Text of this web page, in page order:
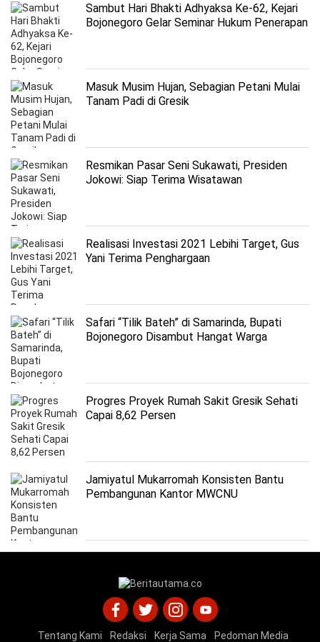
Sambut Hari Bhakti Adhyaksa Ke-62, Kejari
Bojonegoro Gelar Seminar Hukum Penerapan
Masuk Musim Hujan, Sebagian Petani Mulai
Tanam Padi di Gresik
Resmikan Pasar Seni Sukawati, Presiden
Jokowi: Siap Terima Wisatawan
Realisasi Investasi 2021 Lebihi Target, Gus
Yani Terima Penghargaan
Safari “Tilik Bateh” di Samarinda, Bupati
Bojonegoro Disambut Hangat Warga
Progres Proyek Rumah Sakit Gresik Sehati
Capai 8,62 Persen
Jamiyatul Mukarromah Konsisten Bantu
Pembangunan Kantor MWCNU
Tentang Kami Redaksi Kerja Sama Pedoman Media